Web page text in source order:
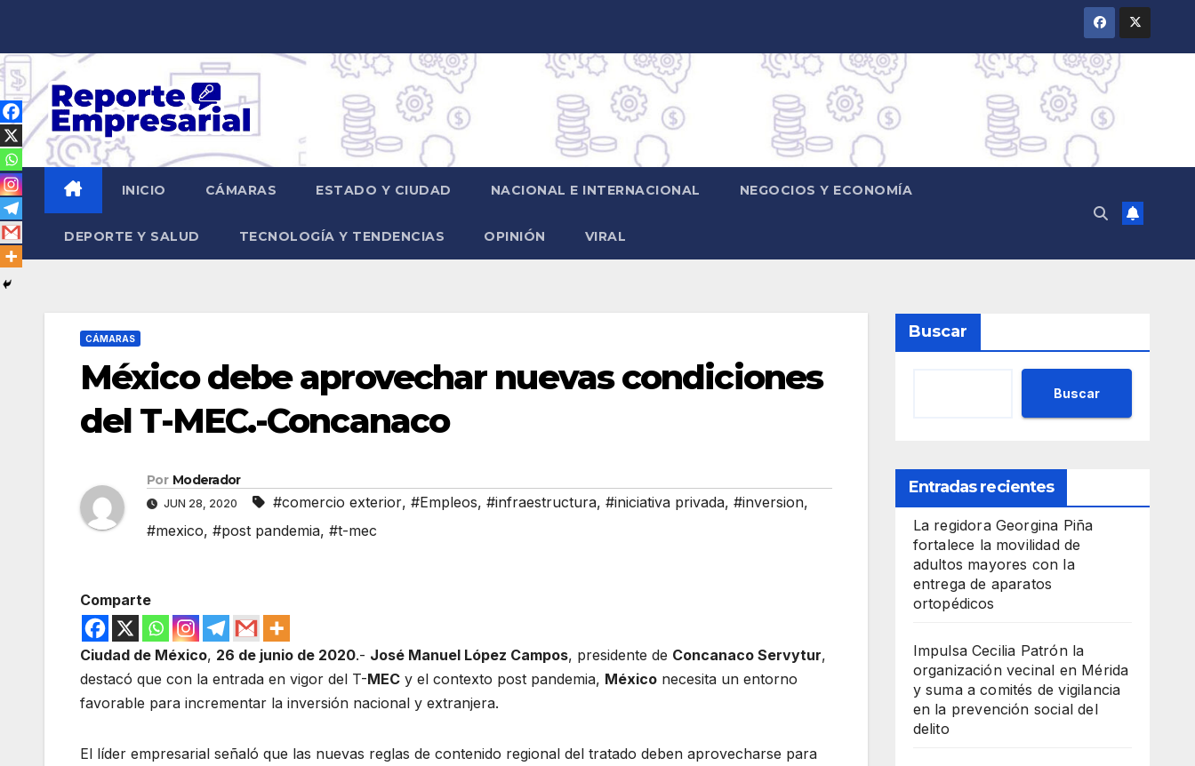
contenido
INICIO CÁMARAS ESTADO Y CIUDAD NACIONAL E INTERNACIONAL NEGOCIOS Y ECONOMÍA
DEPORTE Y SALUD TECNOLOGÍA Y TENDENCIAS OPINIÓN VIRAL
CÁMARAS
México debe aprovechar nuevas condiciones
del T-MEC.-Concanaco
Por Moderador
JUN 28, 2020 #comercio exterior, #Empleos, #infraestructura, #iniciativa privada, #inversion,
#mexico, #post pandemia, #t-mec
Comparte
Ciudad de México, 26 de junio de 2020.- José Manuel López Campos, presidente de Concanaco Servytur,
destacó que con la entrada en vigor del T-MEC y el contexto post pandemia, México necesita un entorno
favorable para incrementar la inversión nacional y extranjera.
El líder empresarial señaló que las nuevas reglas de contenido regional del tratado deben aprovecharse para
Buscar
Buscar
Entradas recientes
La regidora Georgina Piña
fortalece la movilidad de
adultos mayores con la
entrega de aparatos
ortopédicos
Impulsa Cecilia Patrón la
organización vecinal en Mérida
y suma a comités de vigilancia
en la prevención social del
delito